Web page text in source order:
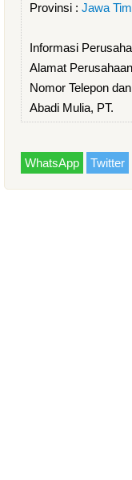
Provinsi : Jawa
Informasi
Alamat
Nomor Telepon
Abadi Mulia, PT.
WhatsApp Twitter